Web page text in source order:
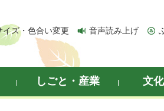
イズ・色合い変更 音声読み上げ
しごと・産業 文